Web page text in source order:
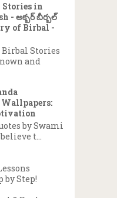
in
- అక్బర్ బీర్బల్
of Birbal -
Stories
and
by Swami
t...
by Step!